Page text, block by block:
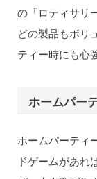
の「ロティサリ
どの製品もボリ
ティー時にも心
ホームパー
ホームパーティ
ドゲームがあれ